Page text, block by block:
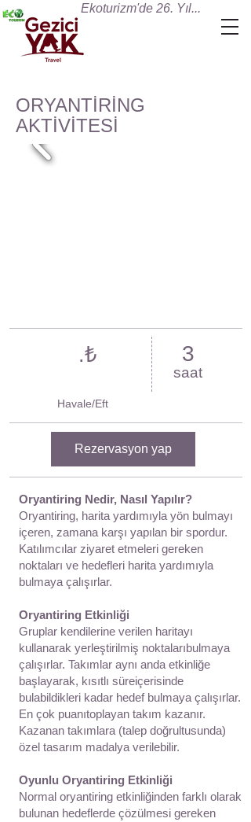
Ekoturizm'de 26. Yıl...
ORYANTİRİNG
AKTİVİTESİ
.₺
Havale/Eft
3
saat
Rezervasyon yap
Oryantiring Nedir, Nasıl Yapılır?
Oryantiring, harita yardımıyla yön bulmayı
içeren, zamana karşı yapılan bir spordur.
Katılımcılar ziyaret etmeleri gereken
noktaları ve hedefleri harita yardımıyla
bulmaya çalışırlar.
​Oryantiring Etkinliği
Gruplar kendilerine verilen haritayı
kullanarak yerleştirilmiş noktalarıbulmaya
çalışırlar. Takımlar aynı anda etkinliğe
başlayarak, kısıtlı süreiçerisinde
bulabildikleri kadar hedef bulmaya çalışırlar.
En çok puanıtoplayan takım kazanır.
Kazanan takımlara (talep doğrultusunda)
özel tasarım madalya verilebilir.
Oyunlu Oryantiring Etkinliği
Normal oryantiring etkinliğinden farklı olarak
bulunan hedeflerde çözülmesi gereken